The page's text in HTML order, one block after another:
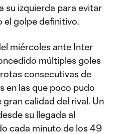
su izquierda para evitar
el golpe definitivo.
miércoles ante Inter
múltiples goles
consecutivas de
en las que poco pudo
calidad del rival. Un
su llegada al
cada minuto de los 49